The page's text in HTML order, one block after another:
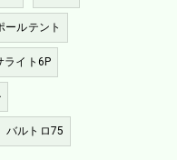
ールテント
ライト6P
バルトロ75